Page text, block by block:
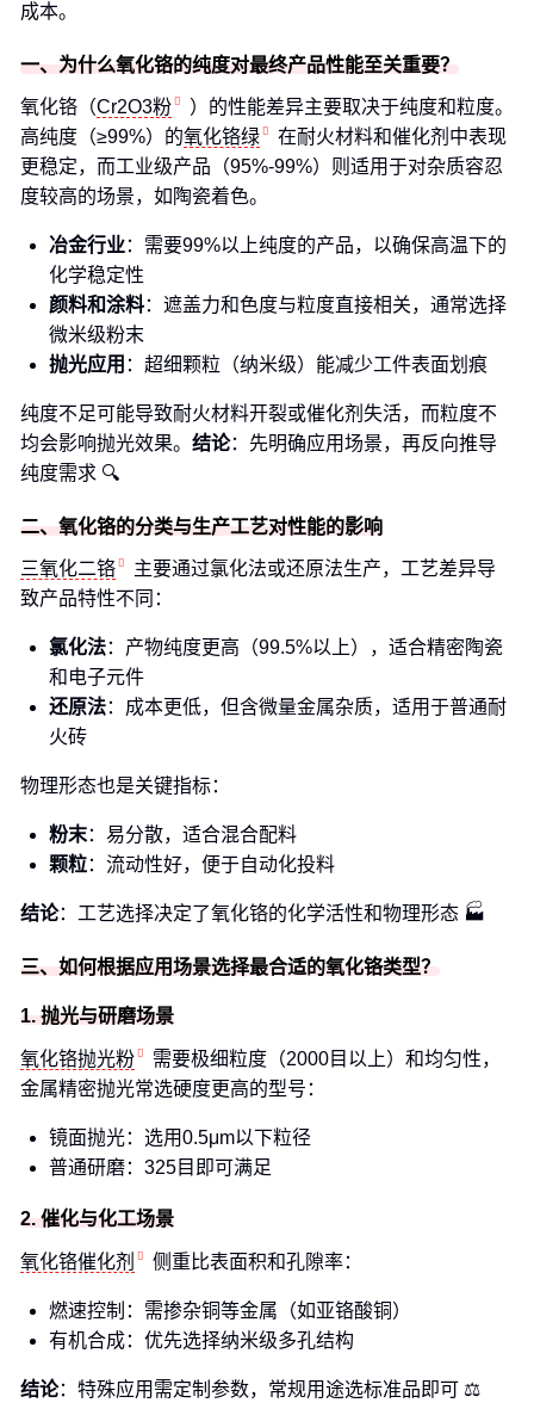
成本。
一、为什么氧化铬的纯度对最终产品性能至关重要？
氧化铬（Cr2O3粉
）的性能差异主要取决于纯度和粒度。
高纯度（≥99%）的氧化铬绿
在耐火材料和催化剂中表现
更稳定，而工业级产品（95%-99%）则适用于对杂质容忍
度较高的场景，如陶瓷着色。
冶金行业：需要99%以上纯度的产品，以确保高温下的
化学稳定性
颜料和涂料：遮盖力和色度与粒度直接相关，通常选择
微米级粉末
抛光应用 ：超细颗粒（纳米级）能减少工件表面划痕
纯度不足可能导致耐火材料开裂或催化剂失活，而粒度不
均会影响抛光效果。 结论：先明确应用场景，再反向推导
纯度需求 🔍
二、氧化铬的分类与生产工艺对性能的影响
三氧化二铬
主要通过氯化法或还原法生产，工艺差异导
致产品特性不同：
氯化法：产物纯度更高（99.5%以上），适合精密陶瓷
和电子元件
还原法：成本更低，但含微量金属杂质，适用于普通耐
火砖
物理形态也是关键指标：
粉末：易分散，适合混合配料
颗粒：流动性好，便于自动化投料
结论：工艺选择决定了氧化铬的化学活性和物理形态 🏭
三、如何根据应用场景选择最合适的氧化铬类型？
1. 抛光与研磨场景
氧化铬抛光粉
需要极细粒度（2000目以上）和均匀性，
金属精密抛光常选硬度更高的型号：
镜面抛光：选用0.5μm以下粒径
普通研磨：325目即可满足
2. 催化与化工场景
氧化铬催化剂 侧重比表面积和孔隙率：
燃速控制：需掺杂铜等金属（如亚铬酸铜）
有机合成：优先选择纳米级多孔结构
结论：特殊应用需定制参数，常规用途选标准品即可 ⚖️